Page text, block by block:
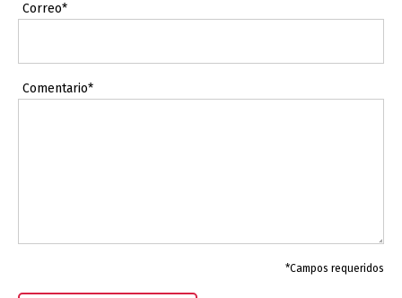
Correo*
Comentario*
*Campos requeridos